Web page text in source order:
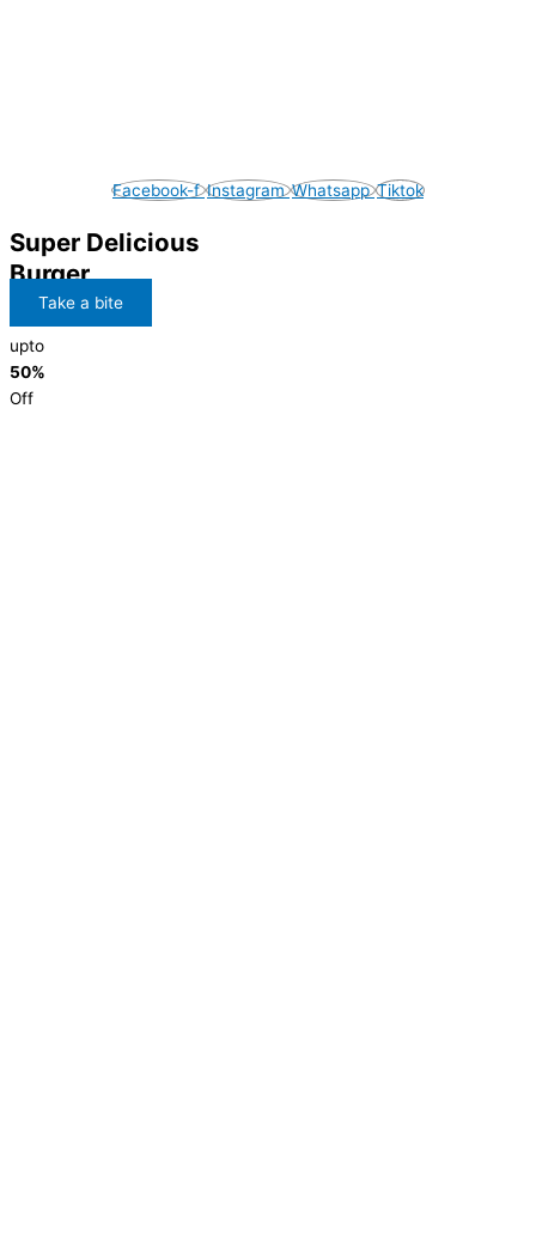
Facebook-f Instagram Whatsapp Tiktok
Super Delicious
Burger
Take a bite
upto
50%
Off